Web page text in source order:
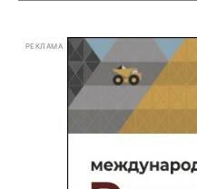
РЕКЛАМА